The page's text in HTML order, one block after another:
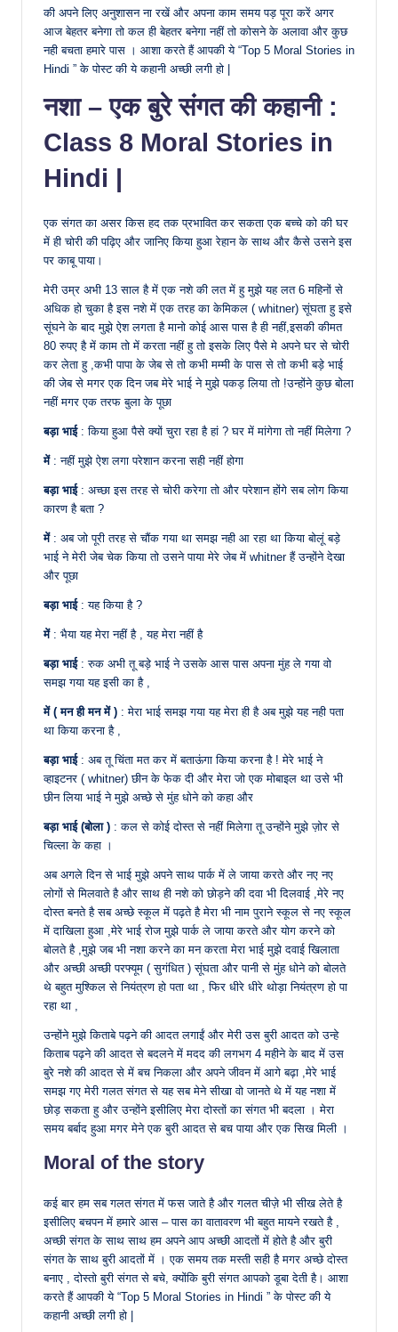
की अपने लिए अनुशासन ना रखें और अपना काम समय पड़ पूरा करें अगर
आज बेहतर बनेगा तो कल ही बेहतर बनेगा नहीं तो कोसने के अलावा और कुछ
नही बचता हमारे पास । आशा करते हैं आपकी ये “Top 5 Moral Stories in
Hindi ” के पोस्ट की ये कहानी अच्छी लगी हो |
नशा – एक बुरे संगत की कहानी :
Class 8 Moral Stories in
Hindi |
एक संगत का असर किस हद तक प्रभावित कर सकता एक बच्चे को की घर
में ही चोरी की पढ़िए और जानिए किया हुआ रेहान के साथ और कैसे उसने इस
पर काबू पाया।
मेरी उम्र अभी 13 साल है में एक नशे की लत में हु मुझे यह लत 6 महिनों से
अधिक हो चुका है इस नशे में एक तरह का केमिकल ( whitner) सूंघता हु इसे
सूंघने के बाद मुझे ऐश लगता है मानो कोई आस पास है ही नहीं,इसकी कीमत
80 रुपए है में काम तो में करता नहीं हु तो इसके लिए पैसे मे अपने घर से चोरी
कर लेता हु ,कभी पापा के जेब से तो कभी मम्मी के पास से तो कभी बड़े भाई
की जेब से मगर एक दिन जब मेरे भाई ने मुझे पकड़ लिया तो !उन्होंने कुछ बोला
नहीं मगर एक तरफ बुला के पूछा
बड़ा भाई: किया हुआ पैसे क्यों चुरा रहा है हां ? घर में मांगेगा तो नहीं मिलेगा ?
में: नहीं मुझे ऐश लगा परेशान करना सही नहीं होगा
बड़ा भाई : अच्छा इस तरह से चोरी करेगा तो और परेशान होंगे सब लोग किया
कारण है बता ?
में: अब जो पूरी तरह से चौंक गया था समझ नही आ रहा था किया बोलूं बड़े
भाई ने मेरी जेब चेक किया तो उसने पाया मेरे जेब में whitner हैं उन्होंने देखा
और पूछा
बड़ा भाई: यह किया है ?
में: भैया यह मेरा नहीं है , यह मेरा नहीं है
बड़ा भाई: रुक अभी तू बड़े भाई ने उसके आस पास अपना मुंह ले गया वो
समझ गया यह इसी का है ,
में ( मन ही मन में ) : मेरा भाई समझ गया यह मेरा ही है अब मुझे यह नही पता
था किया करना है ,
बड़ा भाई : अब तू चिंता मत कर में बताऊंगा किया करना है ! मेरे भाई ने
व्हाइटनर ( whitner) छीन के फेक दी और मेरा जो एक मोबाइल था उसे भी
छीन लिया भाई ने मुझे अच्छे से मुंह धोने को कहा और
बड़ा भाई (बोला ) : कल से कोई दोस्त से नहीं मिलेगा तू उन्होंने मुझे ज़ोर से
चिल्ला के कहा ।
अब अगले दिन से भाई मुझे अपने साथ पार्क में ले जाया करते और नए नए
लोगों से मिलवाते है और साथ ही नशे को छोड़ने की दवा भी दिलवाई ,मेरे नए
दोस्त बनते है सब अच्छे स्कूल में पढ़ते है मेरा भी नाम पुराने स्कूल से नए स्कूल
में दाखिला हुआ ,मेरे भाई रोज मुझे पार्क ले जाया करते और योग करने को
बोलते है ,मुझे जब भी नशा करने का मन करता मेरा भाई मुझे दवाई खिलाता
और अच्छी अच्छी परफ्यूम ( सुगंधित ) सूंघता और पानी से मुंह धोने को बोलते
थे बहुत मुश्किल से नियंत्रण हो पता था , फिर धीरे धीरे थोड़ा नियंत्रण हो पा
रहा था ,
उन्होंने मुझे किताबे पढ़ने की आदत लगाईं और मेरी उस बुरी आदत को उन्हे
किताब पढ़ने की आदत से बदलने में मदद की लगभग 4 महीने के बाद में उस
बुरे नशे की आदत से में बच निकला और अपने जीवन में आगे बढ़ा ,मेरे भाई
समझ गए मेरी गलत संगत से यह सब मेने सीखा वो जानते थे में यह नशा में
छोड़ सकता हु और उन्होंने इसीलिए मेरा दोस्तों का संगत भी बदला । मेरा
समय बर्बाद हुआ मगर मेने एक बुरी आदत से बच पाया और एक सिख मिली ।
Moral of the story
कई बार हम सब गलत संगत में फस जाते है और गलत चीज़े भी सीख लेते है
इसीलिए बचपन में हमारे आस – पास का वातावरण भी बहुत मायने रखते है ,
अच्छी संगत के साथ साथ हम अपने आप अच्छी आदतों में होते है और बुरी
संगत के साथ बुरी आदतों में । एक समय तक मस्ती सही है मगर अच्छे दोस्त
बनाए , दोस्तो बुरी संगत से बचे, क्योंकि बुरी संगत आपको डूबा देती है। आशा
करते हैं आपकी ये “Top 5 Moral Stories in Hindi ” के पोस्ट की ये
कहानी अच्छी लगी हो |